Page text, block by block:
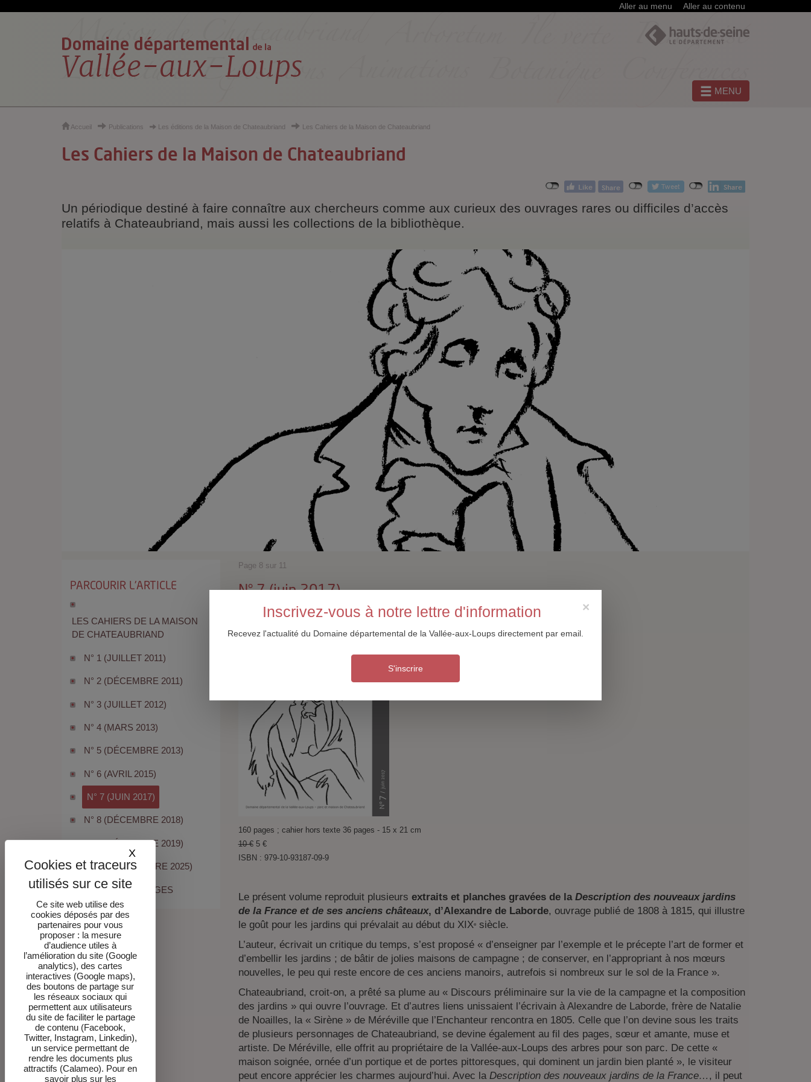
×
Inscrivez-vous à notre lettre d'information
Recevez l'actualité du Domaine départemental de la Vallée-aux-Loups directement par email.
S'inscrire
Aller au menu Aller au contenu
MENU
Accueil Publications Les éditions de la Maison de Chateaubriand Les Cahiers de la Maison de Chateaubriand
Les Cahiers de la Maison de Chateaubriand
Un périodique destiné à faire connaître aux chercheurs comme aux curieux des ouvrages rares ou difficiles d’accès
relatifs à Chateaubriand, mais aussi les collections de la bibliothèque.
PARCOURIR L'ARTICLE
LES CAHIERS DE LA MAISON
DE CHATEAUBRIAND
N° 1 (JUILLET 2011)
N° 2 (DÉCEMBRE 2011)
N° 3 (JUILLET 2012)
N° 4 (MARS 2013)
N° 5 (DÉCEMBRE 2013)
N° 6 (AVRIL 2015)
N° 7 (JUIN 2017)
N° 8 (DÉCEMBRE 2018)
N° 9 (DÉCEMBRE 2019)
N° 10 (SEPTEMBRE 2025)
TOUTES LES PAGES
Page 8 sur 11
N° 7 (juin 2017)
160 pages ; cahier hors texte 36 pages - 15 x 21 cm
10 €5 €
ISBN : 979-10-93187-09-9
Le présent volume reproduit plusieurs extraits et planches gravées de la Description des nouveaux jardins
de la France et de ses anciens châteaux, d’Alexandre de Laborde, ouvrage publié de 1808 à 1815, qui illustre
le goût pour les jardins qui prévalait au début du XIXesiècle.
L’auteur, écrivait un critique du temps, s’est proposé « d’enseigner par l’exemple et le précepte l’art de former et
d’embellir les jardins ; de bâtir de jolies maisons de campagne ; de conserver, en l’appropriant à nos mœurs
nouvelles, le peu qui reste encore de ces anciens manoirs, autrefois si nombreux sur le sol de la France ».
Chateaubriand, croit-on, a prêté sa plume au « Discours préliminaire sur la vie de la campagne et la composition
des jardins » qui ouvre l’ouvrage. Et d’autres liens unissaient l’écrivain à Alexandre de Laborde, frère de Natalie
de Noailles, la « Sirène » de Méréville que l’Enchanteur rencontra en 1805. Celle que l’on devine sous les traits
de plusieurs personnages de Chateaubriand, se devine également au fil des pages, sœur et amante, muse et
artiste. De Méréville, elle offrit au propriétaire de la Vallée-aux-Loups des arbres pour son parc. De cette «
maison soignée, ornée d’un portique et de portes pittoresques, qui dominent un jardin bien planté », le visiteur
peut encore apprécier les charmes aujourd’hui. Avec la Description des nouveaux jardins de la France… , il peut
Ce site web utilise des
cookies déposés par des
partenaires pour vous
proposer : la mesure
d’audience utiles à
l’amélioration du site (Google
analytics), des cartes
interactives (Google maps),
des boutons de partage sur
les réseaux sociaux qui
permettent aux utilisateurs
du site de faciliter le partage
de contenu (Facebook,
Twitter, Instagram, Linkedin),
un service permettant de
rendre les documents plus
attractifs (Calameo). Pour en
savoir plus sur les
X Masquer le bandeau des cookies